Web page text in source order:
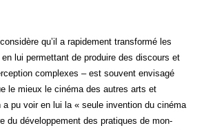
qu’il a rapi­de­ment trans­for­mé les
lui per­met­tant de pro­duire des dis­cours et
com­plexes – est sou­vent envi­sa­gé
le mieux le ciné­ma des autres arts et
a pu voir en lui la « seule inven­tion du ciné­ma
du déve­lop­pe­ment des pra­tiques de mon­